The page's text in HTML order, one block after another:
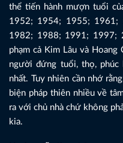
thể tiến hành mượn tuổi
1952; 1954; 1955; 1961;
1982; 1988; 1991; 1997;
phạm cả Kim Lâu và
người đứng tuổi, thọ,
nhất. Tuy nhiên cần nhớ
biện pháp thiên nhiều về
ra với chủ nhà chứ không
kia.